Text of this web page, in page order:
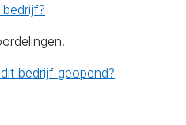
bedrijf geopend?